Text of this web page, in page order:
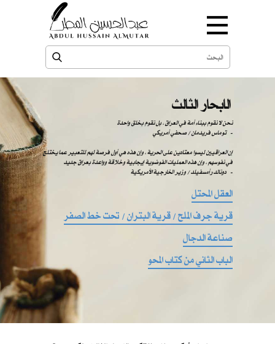
الابحار الثالث
نحن لا نقوم ببناء أمة في العراق ، بل نقوم بخلق واحدة
توماس فريدمان / صحفي أمريكي -
إن العراقيين ليسوا معتادين على الحرية ، وإن هذه هي أول فرصة لهم للتعبير عما يختلج
في نفوسهم ، وإن هذه العمليات الفوضوية إيجابية وخلاقة وواعدة بعراق جديد
دونالد رأمسفيلد / وزير الخارجية الأمريكية -
العقل المحتل
قرية جرف الملح / قرية البتران / تحت خط الصفر
صناعة الدجال
الباب الثاني من كتاب المحو